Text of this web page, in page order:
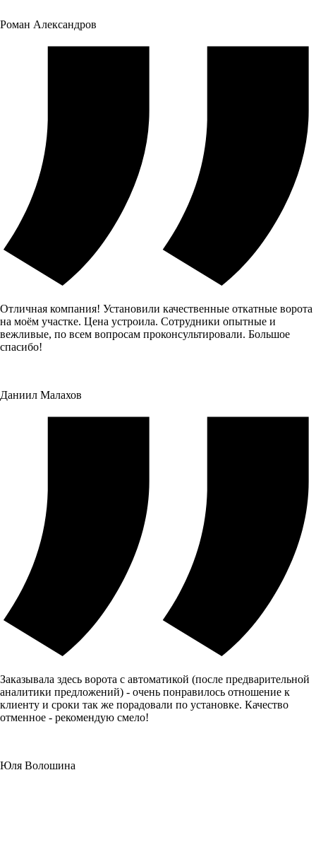
Роман Александров
Отличная компания! Установили качественные откатные ворота
на моём участке. Цена устроила. Сотрудники опытные и
вежливые, по всем вопросам проконсультировали. Большое
спасибо!
Даниил Малахов
Заказывала здесь ворота с автоматикой (после предварительной
аналитики предложений) - очень понравилось отношение к
клиенту и сроки так же порадовали по установке. Качество
отменное - рекомендую смело!
Юля Волошина